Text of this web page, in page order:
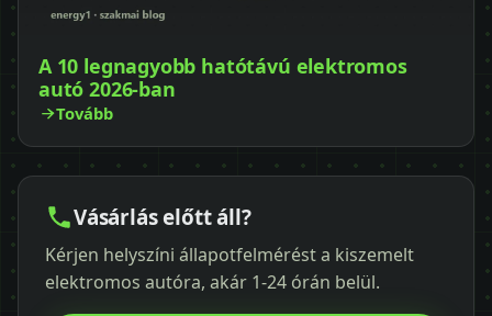
A 10 legnagyobb hatótávú elektromos
autó 2026-ban
Tovább
Vásárlás előtt áll?
Kérjen helyszíni állapotfelmérést a kiszemelt
elektromos autóra, akár 1-24 órán belül.